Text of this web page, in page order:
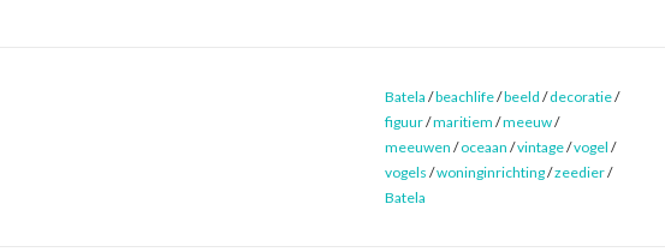
Batela /beachlife/beeld /decoratie/
figuur/maritiem /meeuw/
meeuwen /oceaan /vintage/vogel /
vogels /woninginrichting/zeedier/
Batela